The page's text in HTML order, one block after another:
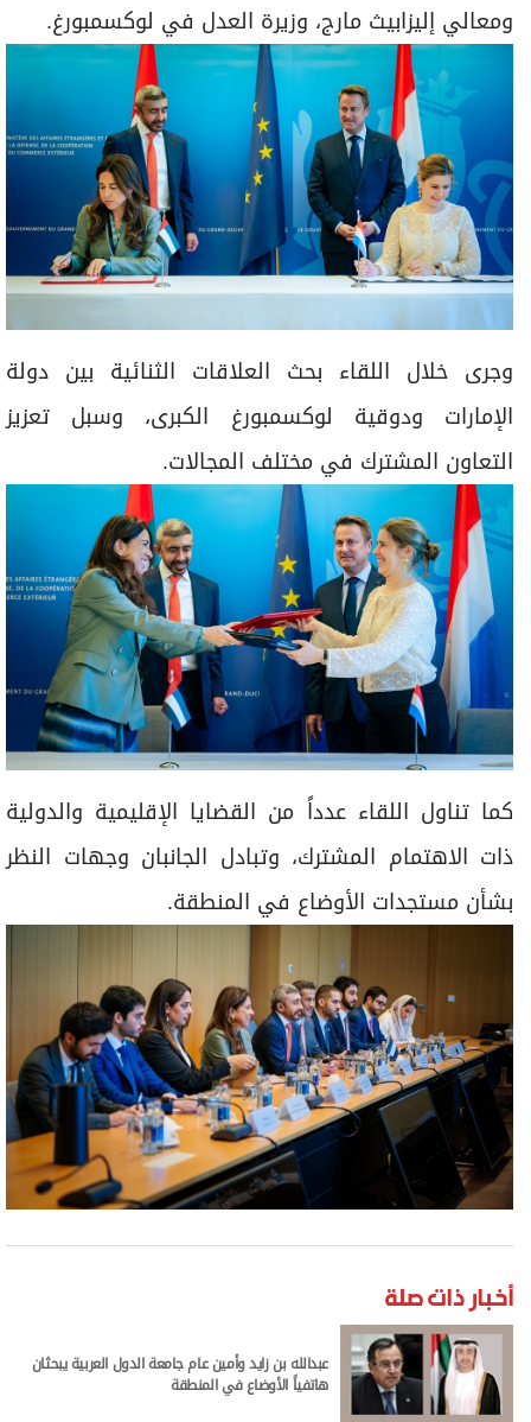
ومعالي إليزابيث مارج، وزيرة العدل في لوكسمبورغ.
وجرى خلال اللقاء بحث العلاقات الثنائية بين دولة
الإمارات ودوقية لوكسمبورغ الكبرى، وسبل تعزيز
التعاون المشترك في مختلف المجالات.
كما تناول اللقاء عدداً من القضايا الإقليمية والدولية
ذات الاهتمام المشترك، وتبادل الجانبان وجهات النظر
بشأن مستجدات الأوضاع في المنطقة.
أخبار ذات صلة
عبدالله بن زايد وأمين عام جامعة الدول العربية يبحثان
هاتفياً الأوضاع في المنطقة